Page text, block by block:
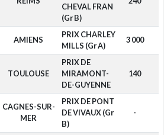
CHEVAL FRAN
(Gr B)
AMIENS
PRIX CHARLEY
MILLS (Gr A)
3 000
TOULOUSE
PRIX DE
MIRAMONT-
DE-GUYENNE
140
CAGNES-SUR-
MER
PRIX DE PONT
DE VIVAUX (Gr
B)
-